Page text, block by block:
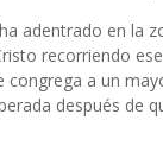
adentrado en la
recorriendo
a un
después de